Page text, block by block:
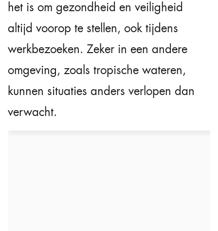
het is om gezondheid en veiligheid
altijd voorop te stellen, ook tijdens
werkbezoeken. Zeker in een andere
omgeving, zoals tropische wateren,
kunnen situaties anders verlopen dan
verwacht.